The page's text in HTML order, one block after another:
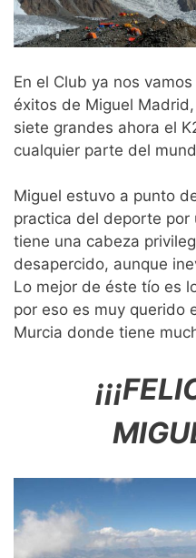
En el Club ya nos
éxitos de Miguel
siete grandes ahora el
cualquier parte del
Miguel estuvo a punto
practica del deporte por
tiene una cabeza
desapercido, aunque
Lo mejor de éste tío es
por eso es muy querido
Murcia donde tiene